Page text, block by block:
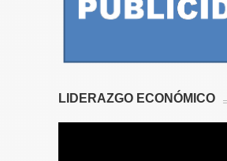
LIDERAZGO ECONÓMICO